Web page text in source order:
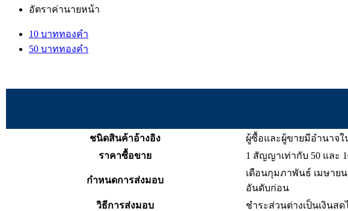
อัตราค่านายหน้า
10 บาททองคำ
50 บาททองคำ
ชนิดสินค้าอ้างอิง
ผู้ซื้อและผู้ขายมีอำนาจใ
ราคาซื้อขาย
1 สัญญาเท่ากับ 50 และ
กำหนดการส่งมอบ
เดือนกุมภาพันธ์ เมษาย
อันดับก่อน
วิธีการส่งมอบ
ชำระส่วนต่างเป็นเงินส